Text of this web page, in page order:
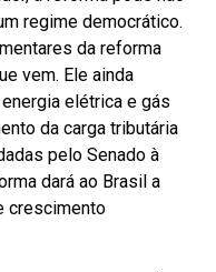
regime democrático.
da reforma
vem. Ele ainda
elétrica e gás
da carga tributária
pelo Senado à
dará ao Brasil a
crescimento